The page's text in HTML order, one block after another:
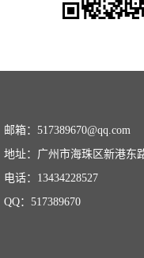
邮箱：517389670@qq.com
地址：广州市海珠区新港东
电话：13434228527
QQ：517389670